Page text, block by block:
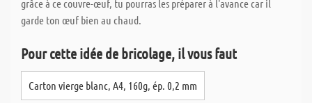
grâce à ce couvre-œuf, tu pourras les préparer à l'avance car il
garde ton œuf bien au chaud.
Pour cette idée de bricolage, il vous faut
Carton vierge blanc, A4, 160g, ép. 0,2 mm